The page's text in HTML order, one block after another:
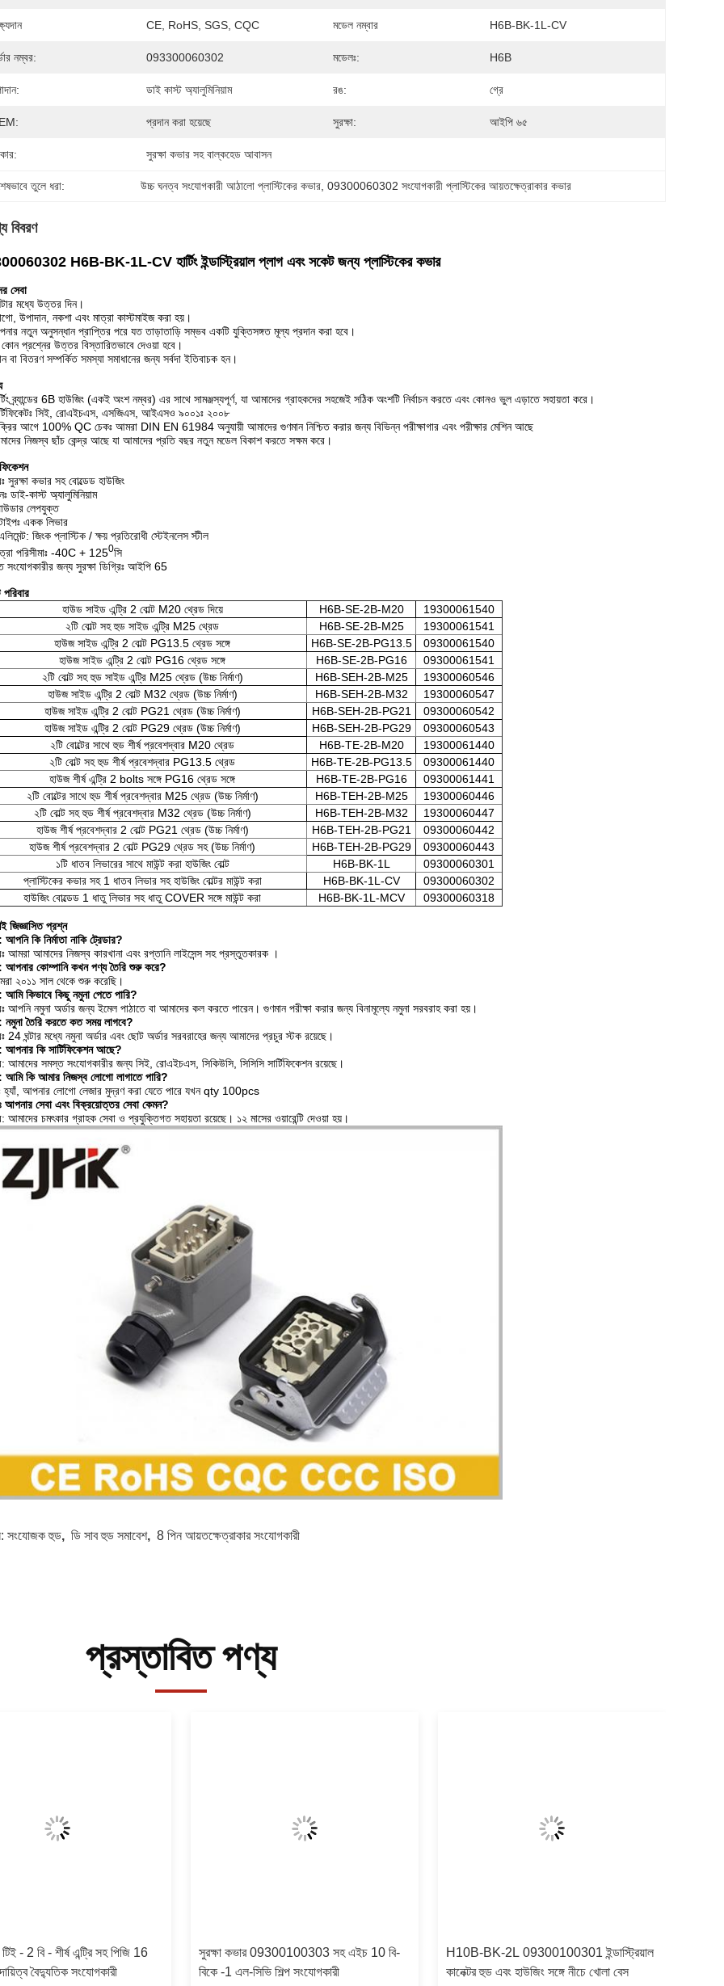
CE, RoHS, SGS, CQC মডেল নম্বার H6B-BK-1L-CV
নম্বর: 093300060302 মডেলঃ: H6B
ডাই কাস্ট অ্যালুমিনিয়াম রঙ: গ্রে
প্রদান করা হয়েছে সুরক্ষা: আইপি ৬৫
সুরক্ষা কভার সহ বাল্কহেড আবাসন
তুলে ধরা: উচ্চ ঘনত্ব সংযোগকারী আঠালো প্লাস্টিকের কভার , 09300060302 সংযোগকারী প্লাস্টিকের আয়তক্ষেত্রাকার কভার
বিবরণ
H6B-BK-1L-CV হার্টিং ইন্ডাস্ট্রিয়াল প্লাগ এবং সকেট জন্য প্লাস্টিকের কভার
সেবা
মধ্যে উত্তর দিন।
উপাদান, নকশা এবং মাত্রা কাস্টমাইজ করা হয়।
নতুন অনুসন্ধান প্রাপ্তির পরে যত তাড়াতাড়ি সম্ভব একটি যুক্তিসঙ্গত মূল্য প্রদান করা হবে।
প্রশ্নের উত্তর বিস্তারিতভাবে দেওয়া হবে।
বা বিতরণ সম্পর্কিত সমস্যা সমাধানের জন্য সর্বদা ইতিবাচক হন।
ব্র্যান্ডের 6B হাউজিং (একই অংশ নম্বর) এর সাথে সামঞ্জস্যপূর্ণ, যা আমাদের গ্রাহকদের সহজেই সঠিক অংশটি নির্বাচন করতে এবং কোনও ভুল এড়াতে সহায়তা করে।
সিই, রোএইচএস, এসজিএস, আইএসও ৯০০১ঃ ২০০৮
আগে 100% QC চেকঃ আমরা DIN EN 61984 অনুযায়ী আমাদের গুণমান নিশ্চিত করার জন্য বিভিন্ন পরীক্ষাগার এবং পরীক্ষার মেশিন আছে
নিজস্ব ছাঁচ কেন্দ্র আছে যা আমাদের প্রতি বছর নতুন মডেল বিকাশ করতে সক্ষম করে।
সুরক্ষা কভার সহ বোল্ডেড হাউজিং
ডাই-কাস্ট অ্যালুমিনিয়াম
লেপযুক্ত
একক লিভার
জিংক প্লাস্টিক / ক্ষয় প্রতিরোধী স্টেইনলেস স্টীল
পরিসীমাঃ -40C + 1250সি
সংযোগকারীর জন্য সুরক্ষা ডিগ্রিঃ আইপি 65
পরিবার
হাউড সাইড এন্ট্রি 2 বোল্ট M20 থ্রেড দিয়ে
H6B-SE-2B-M20
19300061540
২টি বোল্ট সহ হুড সাইড এন্ট্রি M25 থ্রেড
H6B-SE-2B-M25
19300061541
হাউজ সাইড এন্ট্রি 2 বোল্ট PG13.5 থ্রেড সঙ্গে
H6B-SE-2B-PG13.5
09300061540
হাউজ সাইড এন্ট্রি 2 বোল্ট PG16 থ্রেড সঙ্গে
H6B-SE-2B-PG16
09300061541
২টি বোল্ট সহ হুড সাইড এন্ট্রি M25 থ্রেড (উচ্চ নির্মাণ)
H6B-SEH-2B-M25
19300060546
হাউজ সাইড এন্ট্রি 2 বোল্ট M32 থ্রেড (উচ্চ নির্মাণ)
H6B-SEH-2B-M32
19300060547
হাউজ সাইড এন্ট্রি 2 বোল্ট PG21 থ্রেড (উচ্চ নির্মাণ)
H6B-SEH-2B-PG21
09300060542
হাউজ সাইড এন্ট্রি 2 বোল্ট PG29 থ্রেড (উচ্চ নির্মাণ)
H6B-SEH-2B-PG29
09300060543
২টি বোল্টের সাথে হুড শীর্ষ প্রবেশদ্বার M20 থ্রেড
H6B-TE-2B-M20
19300061440
২টি বোল্ট সহ হুড শীর্ষ প্রবেশদ্বার PG13.5 থ্রেড
H6B-TE-2B-PG13.5
09300061440
হাউজ শীর্ষ এন্ট্রি 2 bolts সঙ্গে PG16 থ্রেড সঙ্গে
H6B-TE-2B-PG16
09300061441
২টি বোল্টের সাথে হুড শীর্ষ প্রবেশদ্বার M25 থ্রেড (উচ্চ নির্মাণ)
H6B-TEH-2B-M25
19300060446
২টি বোল্ট সহ হুড শীর্ষ প্রবেশদ্বার M32 থ্রেড (উচ্চ নির্মাণ)
H6B-TEH-2B-M32
19300060447
হাউজ শীর্ষ প্রবেশদ্বার 2 বোল্ট PG21 থ্রেড (উচ্চ নির্মাণ)
H6B-TEH-2B-PG21
09300060442
হাউজ শীর্ষ প্রবেশদ্বার 2 বোল্ট PG29 থ্রেড সহ (উচ্চ নির্মাণ)
H6B-TEH-2B-PG29
09300060443
১টি ধাতব লিভারের সাথে মাউন্ট করা হাউজিং বোল্ট
H6B-BK-1L
09300060301
প্লাস্টিকের কভার সহ 1 ধাতব লিভার সহ হাউজিং বোল্টর মাউন্ট করা
H6B-BK-1L-CV
09300060302
হাউজিং বোল্ডেড 1 ধাতু লিভার সহ ধাতু COVER সঙ্গে মাউন্ট করা
H6B-BK-1L-MCV 09300060318
জিজ্ঞাসিত প্রশ্ন
কি নির্মাতা নাকি ট্রেডার?
আমরা আমাদের নিজস্ব কারখানা এবং রপ্তানি লাইসেন্স সহ প্রস্তুতকারক ।
আপনার কোম্পানি কখন পণ্য তৈরি শুরু করে?
২০১১ সাল থেকে শুরু করেছি।
কিভাবে কিছু নমুনা পেতে পারি?
আপনি নমুনা অর্ডার জন্য ইমেল পাঠাতে বা আমাদের কল করতে পারেন। গুণমান পরীক্ষা করার জন্য বিনামূল্যে নমুনা সরবরাহ করা হয়।
নমুনা তৈরি করতে কত সময় লাগবে?
24 ঘন্টার মধ্যে নমুনা অর্ডার এবং ছোট অর্ডার সরবরাহের জন্য আমাদের প্রচুর স্টক রয়েছে।
আপনার কি সার্টিফিকেশন আছে?
সমস্ত সংযোগকারীর জন্য সিই, রোএইচএস, সিকিউসি, সিসিসি সার্টিফিকেশন রয়েছে।
আমি কি আমার নিজস্ব লোগো লাগাতে পারি?
হ্যাঁ, আপনার লোগো লেজার মুদ্রণ করা যেতে পারে যখন qty 100pcs
আপনার সেবা এবং বিক্রয়োত্তর সেবা কেমন?
চমৎকার গ্রাহক সেবা ও প্রযুক্তিগত সহায়তা রয়েছে। ১২ মাসের ওয়ারেন্টি দেওয়া হয়।
সংযোজক হুড, ডি সাব হুড সমাবেশ, 8 পিন আয়তক্ষেত্রাকার সংযোগকারী
প্রস্তাবিত পণ্য
- 2 বি - শীর্ষ এন্ট্রি সহ পিজি 16
দায়িত্ব বৈদ্যুতিক সংযোগকারী
সুরক্ষা কভার 09300100303 সহ এইচ 10 বি-
বিকে -1 এল-সিভি শিল্প সংযোগকারী
H10B-BK-2L 09300100301 ইন্ডাস্ট্রিয়াল
কানেক্টর হুড এবং হাউজিং সঙ্গে নীচে খোলা বেস